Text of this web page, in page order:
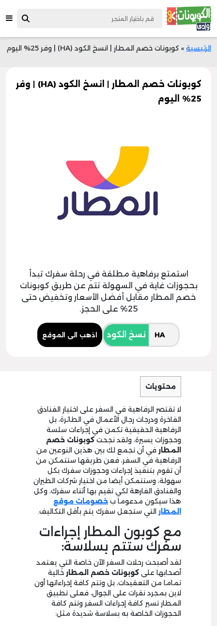
الرئيسية » كوبونات خصم المطار | انسخ الكود (HA) | وفر 25% اليوم
كوبونات خصم المطار | انسخ الكود (HA) | وفر
25% اليوم
استمتع برفاهية مطلقة في رحلة سفرك تبدأ
بحجوزات غاية في السهولة تتم عن طريق كوبونات
خصم المطار مقابل أفضل الأسعار وتخفيض حتى
25% على الحجز.
نسخ الكود اذهب الى الموقع
محتويات
لا تقتصر الرفاهية في السفر على اختيار الفنادق
الفاخرة ودرجات رجال الأعمال في الطائرة، بل
الرفاهية الحقيقية تكمن في إجراءات سلسة
وحجوزات يسيرة، ولقد نجحت كوبونات خصم
المطار في أن تجمع لك بين هذين النوعين من
الرفاهية في السفر، فعن طريقها ستتمكن من
أن تقوم بتنفيذ إجراءات وحجوزات سفرك بكل
سهولة، وستتمكن أيضا من اختيار شركات الطيران
والفنادق الفارهة لكي تقيم بها أثناء سفرك، وكل
هذا سيكون مدعوما ب خصومات موقع
المطار التي ستجعل سفرك يتم بأقل التكاليف.
مع كوبون المطار إجراءات
سفرك ستتم بسلاسة:
لقد أصبحت رحلات السفر الآن خاصة التي يعتمد
أصحابها على كوبونات خصم المطار خالية
تماما من التعقيدات، بل وتتم كافة إجراءاتها أون
لاين بمجرد نقرات على الجوال، فعلى تطبيق
المطار تسير كافة إجراءات السفر وتتم كافة
الحجوزات الخاصة به بسلاسة شديدة مثل: